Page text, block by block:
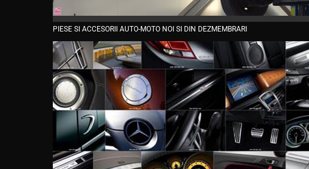
PIESE SI ACCESORII AUTO-MOTO NOI SI DIN DEZMEMBRARI